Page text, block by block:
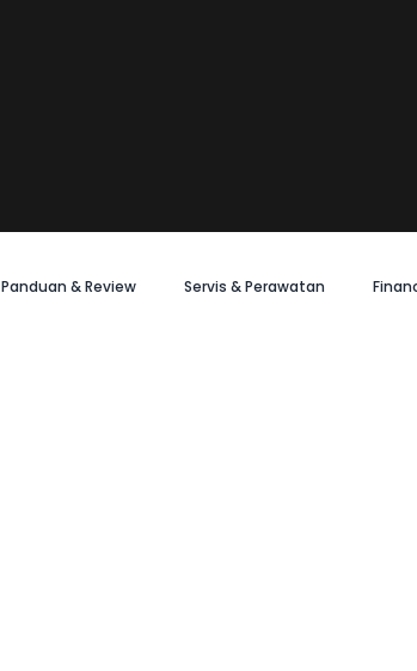
Panduan & Review Servis & Perawatan